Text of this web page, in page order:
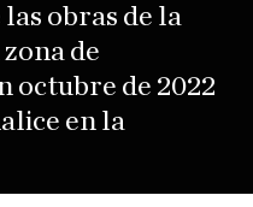
obras de la
de
octubre de 2022
en la